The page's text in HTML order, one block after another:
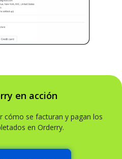
en acción
cómo se facturan y pagan los
en Orderry.